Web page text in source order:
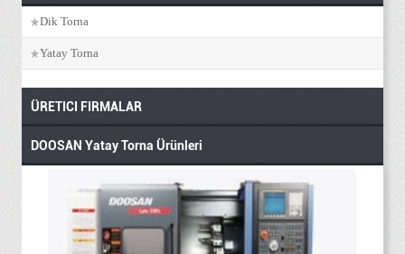
Dik Torna
Yatay Torna
ÜRETICI FIRMALAR
DOOSAN Yatay Torna Ürünleri